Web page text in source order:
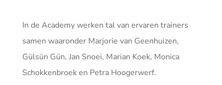
In de Academy werken tal van ervaren trainers
samen waaronder Marjorie van Geenhuizen,
Gülsün Gün, Jan Snoei, Marian Koek, Monica
Schokkenbroek en Petra Hoogerwerf.